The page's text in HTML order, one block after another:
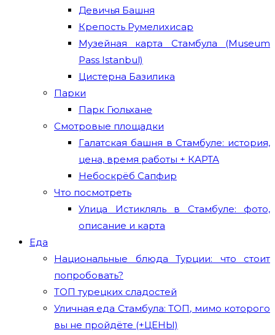
Девичья Башня
Крепость Румелихисар
Музейная карта Стамбула (Museum
Pass Istanbul)
Цистерна Базилика
Парки
Парк Гюльхане
Смотровые площадки
Галатская башня в Стамбуле: история,
цена, время работы + КАРТА
Небоскрёб Сапфир
Что посмотреть
Улица Истикляль в Стамбуле: фото,
описание и карта
Еда
Национальные блюда Турции: что стоит
попробовать?
ТОП турецких сладостей
Уличная еда Стамбула: ТОП, мимо которого
вы не пройдёте (+ЦЕНЫ)